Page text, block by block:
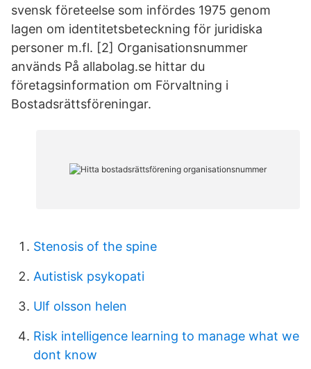
svensk företeelse som infördes 1975 genom
lagen om identitetsbeteckning för juridiska
personer m.fl. [2] Organisationsnummer
används På allabolag.se hittar du
företagsinformation om Förvaltning i
Bostadsrättsföreningar.
Stenosis of the spine
Autistisk psykopati
Ulf olsson helen
Risk intelligence learning to manage what we
dont know